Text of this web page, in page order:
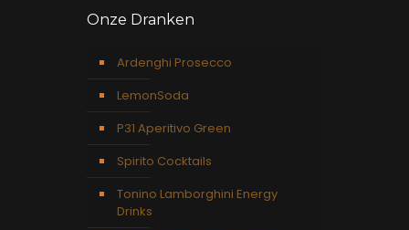
Onze Dranken
Ardenghi Prosecco
LemonSoda
P31 Aperitivo Green
Spirito Cocktails
Tonino Lamborghini Energy
Drinks